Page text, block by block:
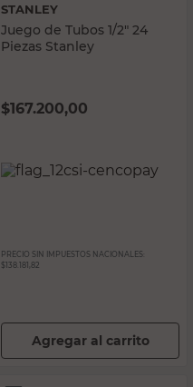
STANLEY
Juego de Tubos 1/2" 24
Piezas Stanley
$167.200,00
PRECIO SIN IMPUESTOS NACIONALES:
$138.181,82
Agregar al carrito